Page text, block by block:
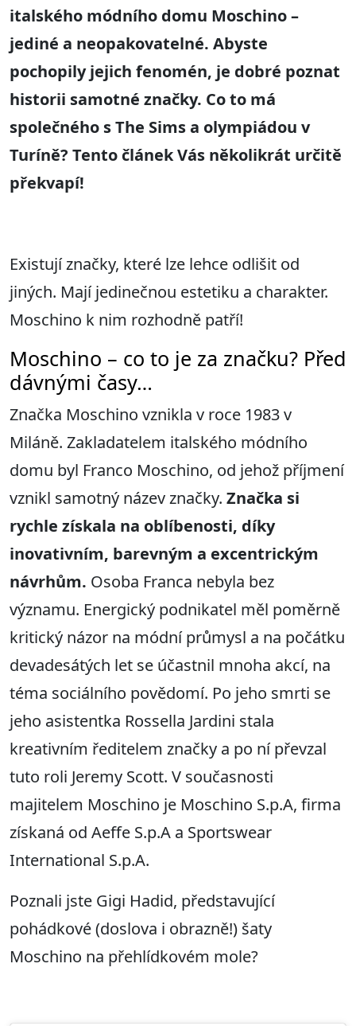
italského módního domu Moschino –
jediné a neopakovatelné. Abyste
pochopily jejich fenomén, je dobré poznat
historii samotné značky. Co to má
společného s The Sims a olympiádou v
Turíně? Tento článek Vás několikrát určitě
překvapí!
Existují značky, které lze lehce odlišit od
jiných. Mají jedinečnou estetiku a charakter.
Moschino k nim rozhodně patří!
Moschino – co to je za značku? Před
dávnými časy…
Značka Moschino vznikla v roce 1983 v
Miláně. Zakladatelem italského módního
domu byl Franco Moschino, od jehož příjmení
vznikl samotný název značky. Značka si
rychle získala na oblíbenosti, díky
inovativním, barevným a excentrickým
návrhům. Osoba Franca nebyla bez
významu. Energický podnikatel měl poměrně
kritický názor na módní průmysl a na počátku
devadesátých let se účastnil mnoha akcí, na
téma sociálního povědomí. Po jeho smrti se
jeho asistentka Rossella Jardini stala
kreativním ředitelem značky a po ní převzal
tuto roli Jeremy Scott. V současnosti
majitelem Moschino je Moschino S.p.A, firma
získaná od Aeffe S.p.A a Sportswear
International S.p.A.
Poznali jste Gigi Hadid, představující
pohádkové (doslova i obrazně!) šaty
Moschino na přehlídkovém mole?